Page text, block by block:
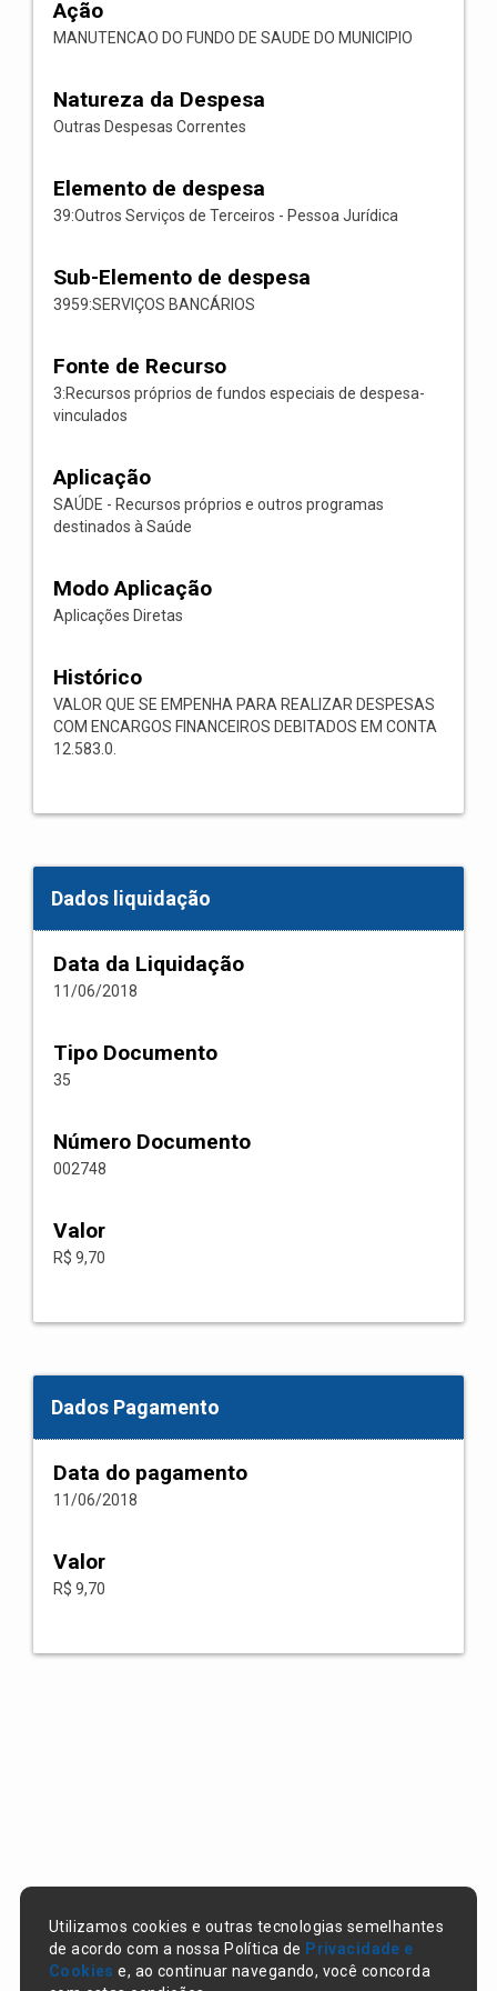
Ação
MANUTENCAO DO FUNDO DE SAUDE DO MUNICIPIO
Natureza da Despesa
Outras Despesas Correntes
Elemento de despesa
39:Outros Serviços de Terceiros - Pessoa Jurídica
Sub-Elemento de despesa
3959:SERVIÇOS BANCÁRIOS
Fonte de Recurso
3:Recursos próprios de fundos especiais de despesa-
vinculados
Aplicação
SAÚDE - Recursos próprios e outros programas
destinados à Saúde
Modo Aplicação
Aplicações Diretas
Histórico
VALOR QUE SE EMPENHA PARA REALIZAR DESPESAS
COM ENCARGOS FINANCEIROS DEBITADOS EM CONTA
12.583.0.
Dados liquidação
Data da Liquidação
11/06/2018
Tipo Documento
35
Número Documento
002748
Valor
R$ 9,70
Dados Pagamento
Data do pagamento
11/06/2018
Valor
R$ 9,70
Utilizamos cookies e outras tecnologias semelhantes
de acordo com a nossa Política de Privacidade e
Cookies e, ao continuar navegando, você concorda